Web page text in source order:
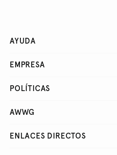
AYUDA
EMPRESA
POLÍTICAS
AWWG
ENLACES DIRECTOS